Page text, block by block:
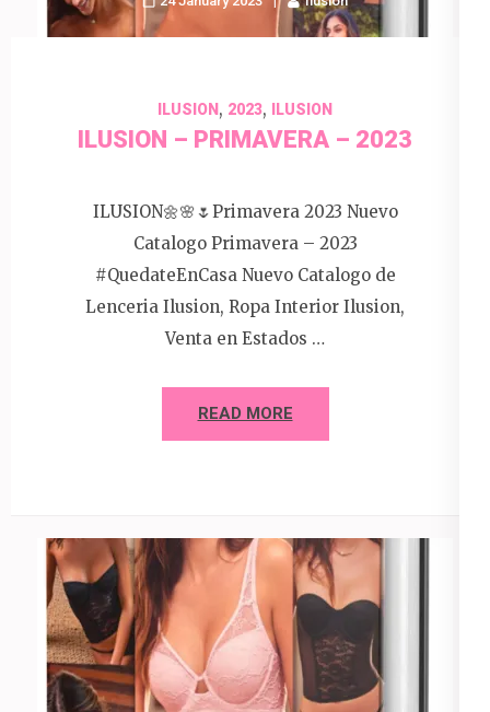
ILUSION , 2023, ILUSION
ILUSION – PRIMAVERA – 2023
ILUSION🌼🌸🌷Primavera 2023 Nuevo
Catalogo Primavera – 2023
#QuedateEnCasa Nuevo Catalogo de
Lenceria Ilusion, Ropa Interior Ilusion,
Venta en Estados …
READ MORE